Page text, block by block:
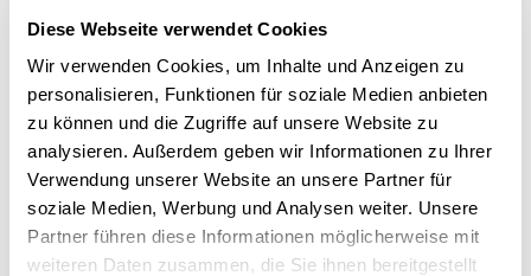
Diese Webseite verwendet Cookies
Wir verwenden Cookies, um Inhalte und Anzeigen zu
personalisieren, Funktionen für soziale Medien anbieten
zu können und die Zugriffe auf unsere Website zu
analysieren. Außerdem geben wir Informationen zu Ihrer
Verwendung unserer Website an unsere Partner für
soziale Medien, Werbung und Analysen weiter. Unsere
Partner führen diese Informationen möglicherweise mit
weiteren Daten zusammen, die Sie ihnen bereitgestellt
spegnere la fiamma. Lascia che l’incenso bruci
lentamente e goditi il suo aroma rilassante.
(Prezzo per pezzo)
AGGIUNGI AL CARRELLO